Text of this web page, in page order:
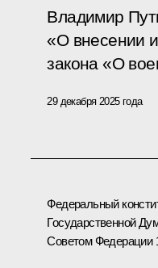
Владимир
«О внесении
закона «О
29 декабря 2025 года
Федеральный
Государственной
Советом Федерации